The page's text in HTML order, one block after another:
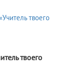
твоего